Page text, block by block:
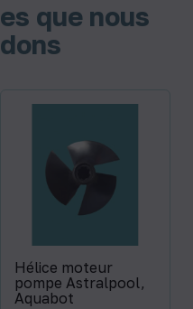
que nous
Hélice moteur
pompe Astralpool,
Aquabot